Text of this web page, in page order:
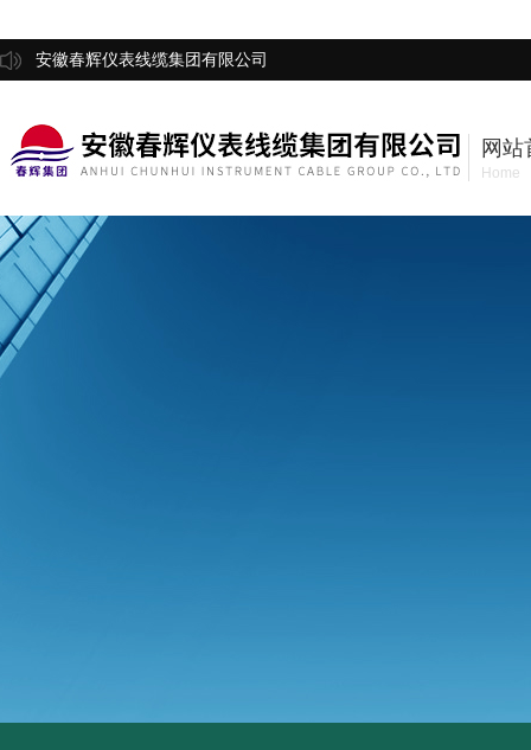
安徽春辉仪表线缆集团有限公司
网站
Home